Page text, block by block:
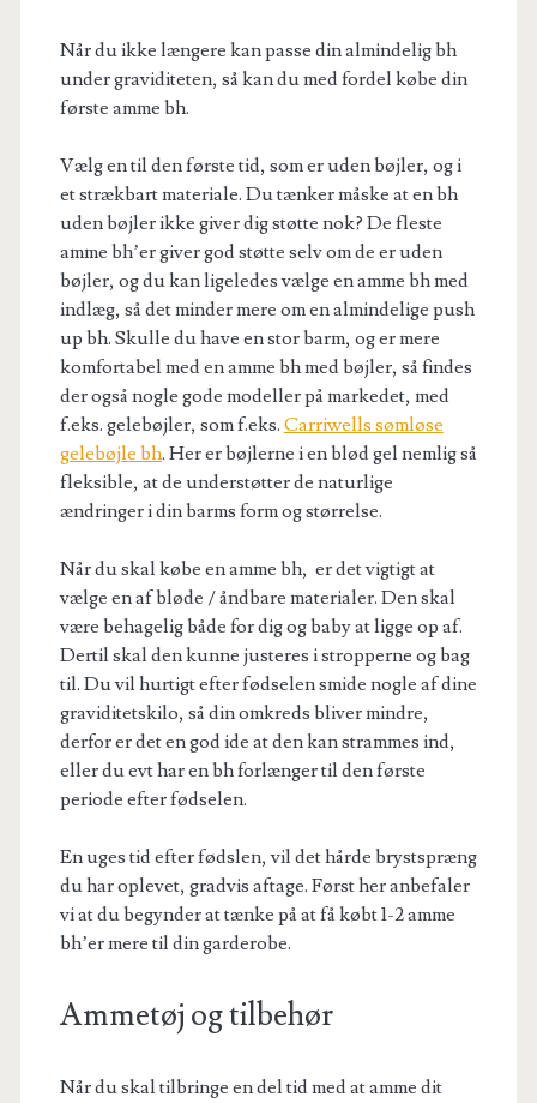
Når du ikke længere kan passe din almindelig bh
under graviditeten, så kan du med fordel købe din
første amme bh.
Vælg en til den første tid, som er uden bøjler, og i
et strækbart materiale. Du tænker måske at en bh
uden bøjler ikke giver dig støtte nok? De fleste
amme bh’er giver god støtte selv om de er uden
bøjler, og du kan ligeledes vælge en amme bh med
indlæg, så det minder mere om en almindelige push
up bh. Skulle du have en stor barm, og er mere
komfortabel med en amme bh med bøjler, så findes
der også nogle gode modeller på markedet, med
f.eks. gelebøjler, som f.eks. Carriwells sømløse
gelebøjle bh. Her er bøjlerne i en blød gel nemlig så
fleksible, at de understøtter de naturlige
ændringer i din barms form og størrelse.
Når du skal købe en amme bh, er det vigtigt at
vælge en af bløde / åndbare materialer. Den skal
være behagelig både for dig og baby at ligge op af.
Dertil skal den kunne justeres i stropperne og bag
til. Du vil hurtigt efter fødselen smide nogle af dine
graviditetskilo, så din omkreds bliver mindre,
derfor er det en god ide at den kan strammes ind,
eller du evt har en bh forlænger til den første
periode efter fødselen.
En uges tid efter fødslen, vil det hårde brystspræng
du har oplevet, gradvis aftage. Først her anbefaler
vi at du begynder at tænke på at få købt 1-2 amme
bh’er mere til din garderobe.
Ammetøj og tilbehør
Når du skal tilbringe en del tid med at amme dit